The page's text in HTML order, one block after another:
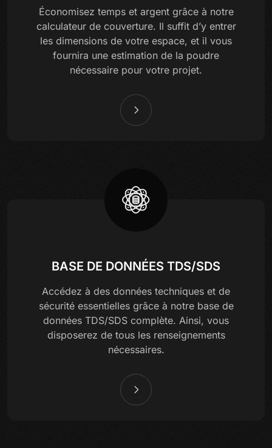
Économisez temps et argent grâce à notre
calculateur de couverture. Il suffit d’y entrer
les dimensions de votre espace, et il vous
fournira une estimation de la poudre
nécessaire pour votre projet.
BASE DE DONNÉES TDS/SDS
Accédez à des données techniques et de
sécurité essentielles grâce à notre base de
données TDS/SDS complète. Ainsi, vous
disposerez de tous les renseignements
nécessaires.